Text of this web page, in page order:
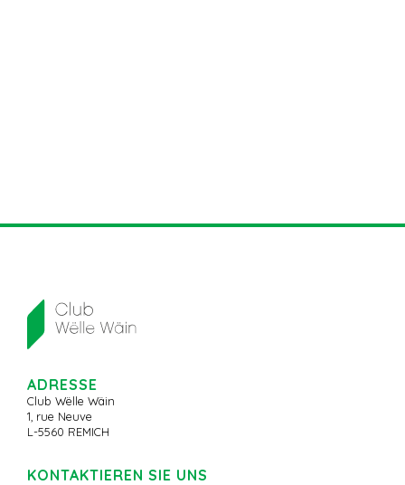
ADRESSE
Club Wëlle Wäin
1, rue Neuve
L-5560 REMICH
KONTAKTIEREN SIE UNS